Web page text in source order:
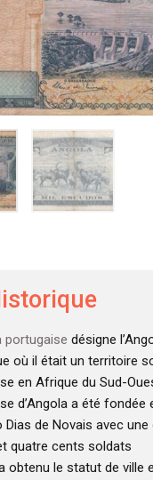
portugaise désigne
où il était un territoire
en Afrique du Sud-
d’Angola a été fondée
Dias de Novais avec
quatre cents soldats
obtenu le statut de ville